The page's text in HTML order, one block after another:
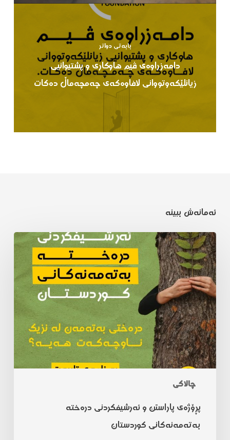
بابەتی دواتر
دامەزراوەی ڤیم هاوکاری و پشتیوانیی
زیانلێکەوتووانی لافاوەکەی چەمچەماڵ دەکات
ئەمانەش ببینە
چالاکی
پڕۆژەی پاراستن و ئەرشیفکردنی درەختە
بەتەمەنەکانی کوردستان